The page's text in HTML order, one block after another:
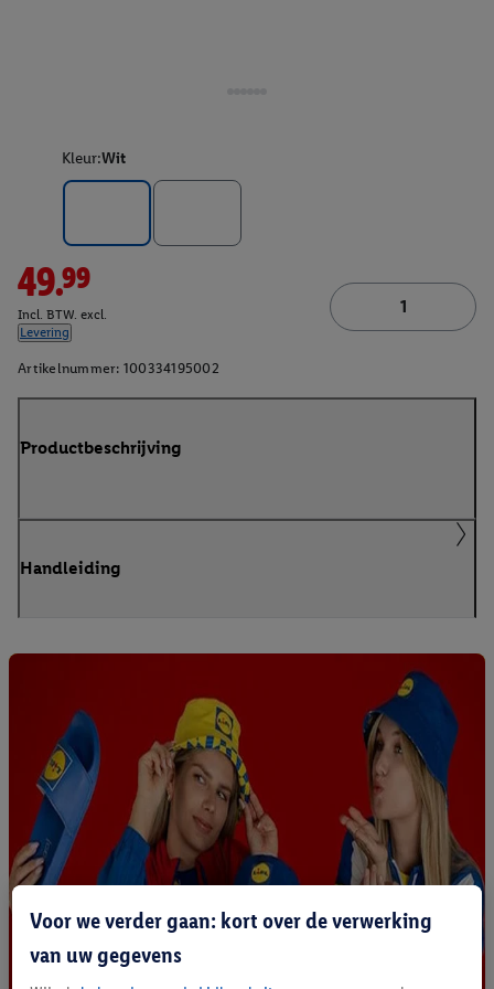
Kleur:Wit
49.99
Incl. BTW. excl.
Levering
Artikelnummer: 100334195002
Productbeschrijving
Handleiding
Voor we verder gaan: kort over de verwerking
van uw gegevens